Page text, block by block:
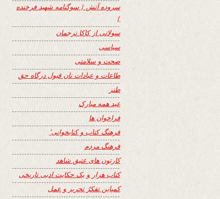
سروده آتش { سوگنامه شهید فرخنده
}
سولاتی از کاکا ترجمان
سیاسی
صحت و سلامتی
طاعات و عبادات تان قبول درگاه حق
طنز
عید همه مبارک
فراخوان ها
فرهنگ کتاب و کتابخوانی٬
فرهنگ مردم
کارتون های عتیق شاهد
کتاب هزار و یک حکایت ادبی تاریخی
کمپاین تفکرُ تحریر و عمل